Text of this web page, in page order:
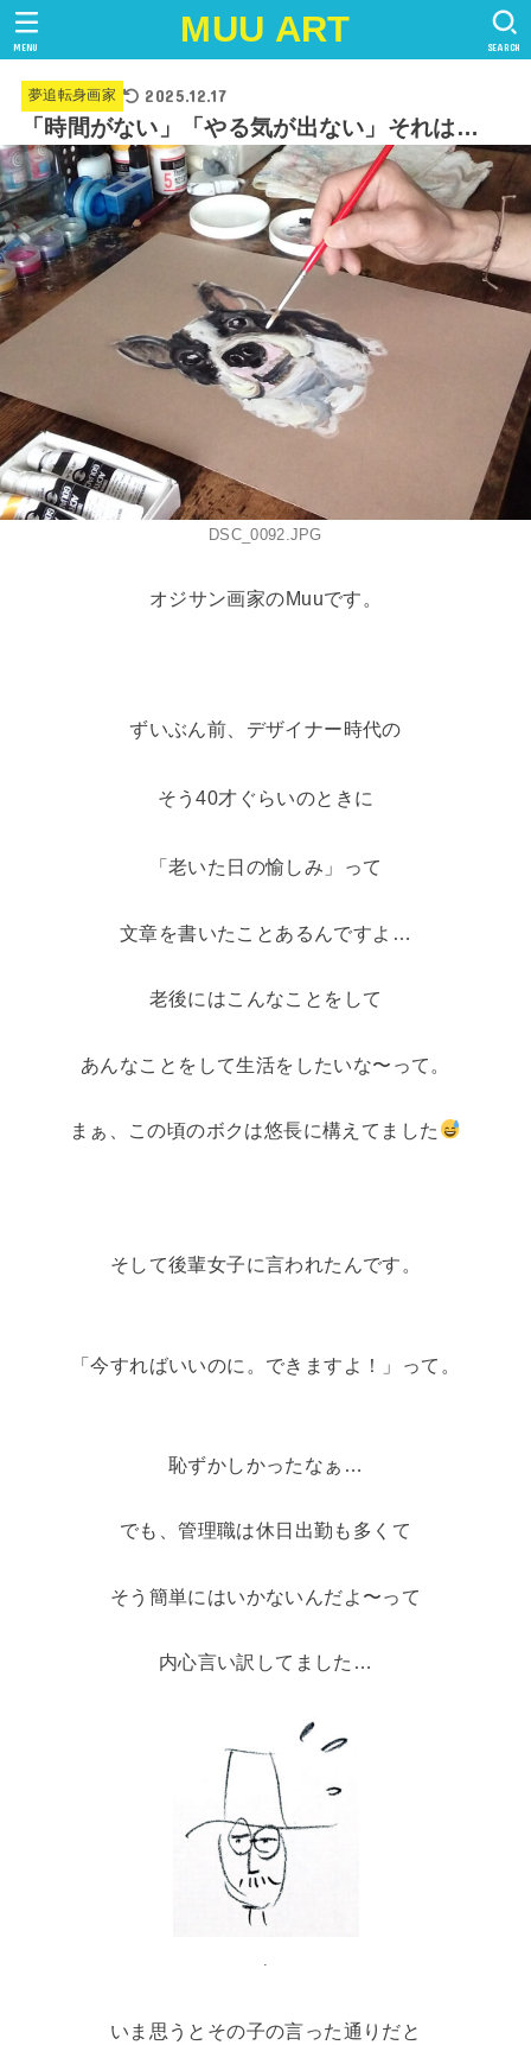
MUU ART SEARCH
MENU
夢追転身画家 2025.12.17
「時間がない」「やる気が出ない」それは…
DSC_0092.JPG
オジサン画家のMuuです。
ずいぶん前、デザイナー時代の
そう40才ぐらいのときに
「老いた日の愉しみ」って
文章を書いたことあるんですよ…
老後にはこんなことをして
あんなことをして生活をしたいな〜って。
まぁ、この頃のボクは悠長に構えてました
そして後輩女子に言われたんです。
「今すればいいのに。できますよ！」って。
恥ずかしかったなぁ…
でも、管理職は休日出勤も多くて
そう簡単にはいかないんだよ〜って
内心言い訳してました…
.
いま思うとその子の言った通りだと